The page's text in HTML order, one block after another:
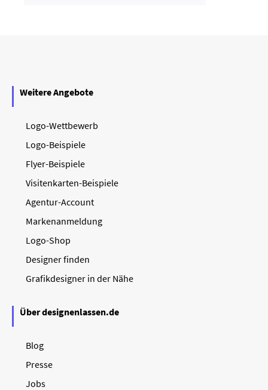
Weitere Angebote
Logo-Wettbewerb
Logo-Beispiele
Flyer-Beispiele
Visitenkarten-Beispiele
Agentur-Account
Markenanmeldung
Logo-Shop
Designer finden
Grafikdesigner in der Nähe
Über designenlassen.de
Blog
Presse
Jobs